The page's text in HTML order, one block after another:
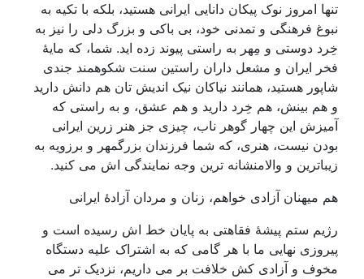
تنها امروز نوک پیکان دانایی ایرانی هستید، بلکه با تکیه به
نبوغ فرهنگی و تمدنی خود، بی باکی و بزرگ دلی را نیز به
خِرد دوستی و مِهر به راستی پیوند زده اید. شما، که مایۀ
فخر ایران و مشعل داران راستین سنت شکوهمند جندی
شاپور هستید، همانند نیاکان نیک اندیش تان هم دانش دارید
و هم بینش، هم خِرد دارید و هم عشق، و به راستی که
آمیزش این چهار گوهر ناب، چیزی جز هنر زرین ایرانی
بودن نیست، هنری، که شما فرزندان بزرگمهر و برزویه به
زیباترین و والامنشانه ترین وجه نمایندگی اش می کنید.
هم میهنان آزادی خواهم، زنان و مردان آزادۀ ایرانی
رژیم ستم پیشۀ فقاهتی به پایان خط اش رسیده است و
پیروزی نهایی ما با هر گامی که به اشتراک علیه دستگاه
مخوف و آزادی کش خلافت بر می داریم، نزدیک تر می